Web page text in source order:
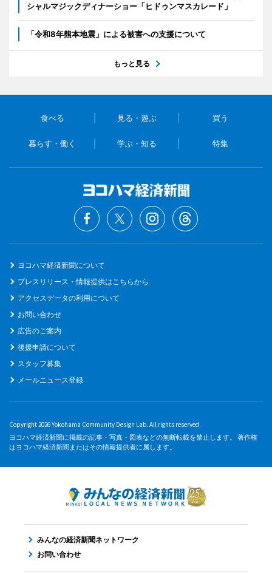
シャルマジックディナーショー「ヒドゥンマスカレード」
「令和8年熊本地震」による被害への支援について
もっと見る
食べる 見る・遊ぶ 買う
暮らす・働く 学ぶ・知る 特集
ヨコハマ経済新聞について
プレスリリース・情報提供はこちらから
アクセスデータの利用について
お問い合わせ
広告のご案内
後援申請について
スタッフ募集
メールニュース登録
Copyright 2026 Yokohama Community Design Lab. All rights reserved.
ヨコハマ経済新聞に掲載の記事・写真・図表などの無断転載を禁止します。 著作権
はヨコハマ経済新聞またはその情報提供者に属します。
みんなの経済新聞ネットワーク
お問い合わせ